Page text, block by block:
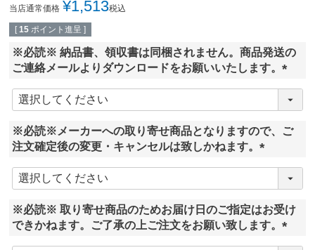
当店通常価格 ¥1,513税込
[ 15 ポイント進呈 ]
※必読※ 納品書、領収書は同梱されません。商品発送の
ご連絡メールよりダウンロードをお願いいたします。
(
必
)
※必読※メーカーへの取り寄せ商品となりますので、ご
注文確定後の変更・キャンセルは致しかねます。
(
)
※必読※ 取り寄せ商品のためお届け日のご指定はお受け
できかねます。ご了承の上ご注文をお願い致します。
(